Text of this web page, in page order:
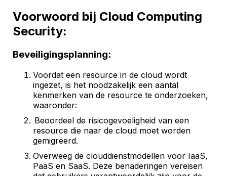
Voorwoord bij Cloud Computing
Security:
Beveiligingsplanning:
Voordat een resource in de cloud wordt
ingezet, is het noodzakelijk een aantal
kenmerken van de resource te onderzoeken,
waaronder:
Beoordeel de risicogevoeligheid van een
resource die naar de cloud moet worden
gemigreerd.
Overweeg de clouddienstmodellen voor IaaS,
PaaS en SaaS. Deze benaderingen vereisen